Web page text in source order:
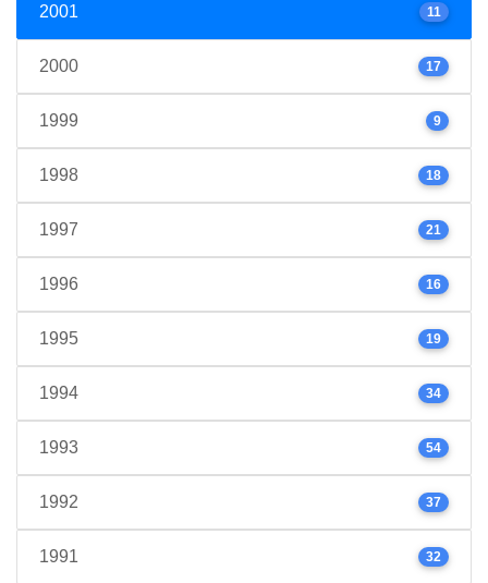
2001 11
2000 17
1999 9
1998 18
1997 21
1996 16
1995 19
1994 34
1993 54
1992 37
1991 32